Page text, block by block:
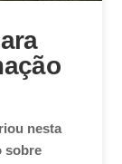
nesta
sobre